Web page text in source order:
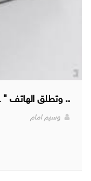
.. وتطلق الهاتف " Google Pixel 4 XL " .. قريبا
وسيم امام